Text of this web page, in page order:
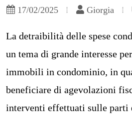
17/02/2025
Giorgia
La detraibilità delle spese
un tema di grande interesse
immobili in condominio, in
beneficiare di agevolazioni
interventi effettuati sulle